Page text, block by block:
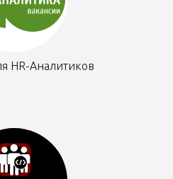
HR-Аналитиков